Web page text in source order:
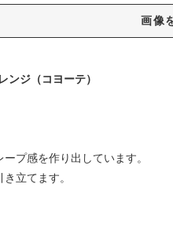
画像
ジ（コヨーテ）
プ感を作り出しています。
立てます。